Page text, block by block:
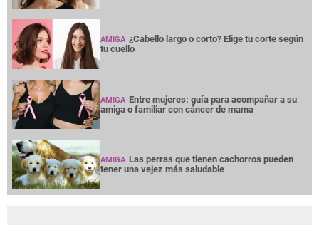
AMIGA ¿Cabello largo o corto? Elige tu corte según
tu cuello
AMIGA Entre mujeres: guía para acompañar a su
amiga o familiar con cáncer de mama
AMIGA Las perras que tienen cachorros pueden
tener una vejez más saludable